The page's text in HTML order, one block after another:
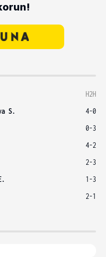
H2H
S.
4-0
0-3
4-2
2-3
1-3
2-1